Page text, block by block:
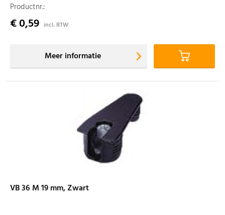
Productnr.:
€ 0,59 incl. BTW
Meer informatie
VB 36 M 19 mm, Zwart